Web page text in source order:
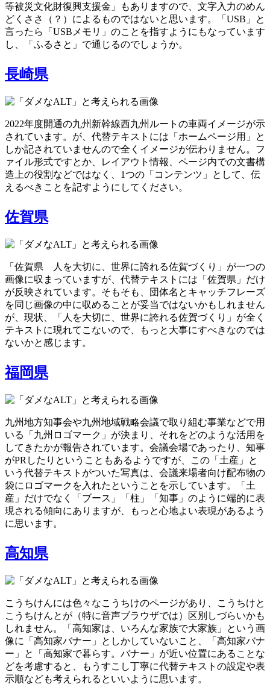
等被災文化財復興支援金」もありますので、文字入力のめん
どくささ（？）によるものではないと思います。「USB」と
言ったら「USBメモリ」のことを指すようにもなっています
し、「ふるさと」で通じるのでしょうか。
長崎県
2022年度開通の九州新幹線西九州ルートの車両イメージが示
されています。が、代替テキストには「ホームページ用」と
しか記されていませんので全くイメージが伝わりません。フ
ァイル形式ですとか、レイアウト情報、ページ内での文書構
造上の役割などではなく、1つの「コンテンツ」として、伝
えるべきことを記すようにしてください。
佐賀県
「佐賀県 人を大切に、世界に誇れる佐賀づくり」が一つの
画像に収まっていますが、代替テキストには「佐賀県」だけ
が反映されています。そもそも、団体名とキャッチフレーズ
を同じ画像の中に収めることが妥当ではないかもしれません
が、現状、「人を大切に、世界に誇れる佐賀づくり」が全く
テキストに現れてこないので、もっと大事にすべきなのでは
ないかと感じます。
福岡県
九州地方知事会や九州地域戦略会議で取り組む事業などで用
いる「九州ロゴマーク」が決まり、それをどのような活用を
してきたかが報告されています。会議会場であったり、知事
がPRしたりということもあるようですが、この「土産」と
いう代替テキストがついた写真は、会議来場者向け配布物の
袋にロゴマークを入れたということを示しています。「土
産」だけでなく「ブース」「柱」「知事」のように端的に表
現される傾向にありますが、もっと心地よい表現があるよう
に思います。
高知県
こうちけんには色々なこうちけのページがあり、こうちけと
こうちけんとが（特に音声ブラウザでは）区別しづらいかも
しれません。「高知家は、いろんな家族で大家族」という画
像に「高知家バナー」としかしていないこと、「高知家バナ
ー」と「高知家で暮らす。バナー」が近い位置にあることな
どを考慮すると、もうすこし丁寧に代替テキストの設定や表
示順なども考えられるといいように思います。